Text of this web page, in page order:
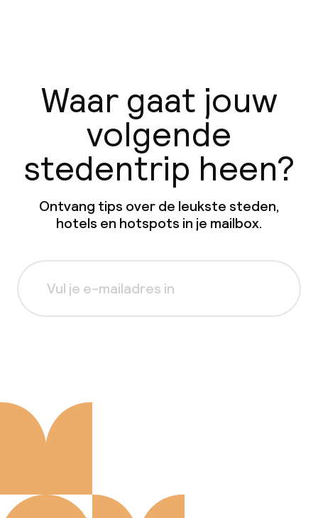
Waar gaat jouw
volgende
stedentrip heen?
Ontvang tips over de leukste steden,
hotels en hotspots in je mailbox.